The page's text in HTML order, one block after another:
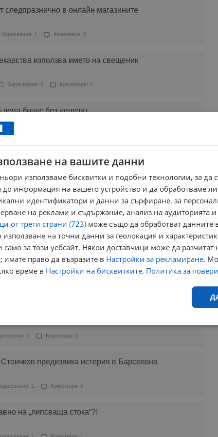
следпразнично в онлайн магазините
Харесвания: 1 Коментари: 0
използва името на свещеник
Харесвания: 0 Коментари: 0
лева бонус без депозит
0
без превъртане
0
ще расте
0 Коментари: 0
клиенти в супермаркет
2 Коментари: 0
предизвика истерия в Барселона
1 Коментари: 0
на „липсваща стока“?!
на вашите данни
използваме бисквитки и подобни технологии, за да
до информация на вашето устройство и да обработваме
идентификатори и данни за сърфиране, за
на реклами и съдържание, анализ на аудиторията
от трети страни (723) може също да обработват данните
на точни данни за геолокация и
за този уебсайт. Някои доставчици може да разчитат
имате право да възразите в Настройки за рекламиране.
време в Настройки на бисквитките. Политика за
Ефективност Таргетиране Функционалност